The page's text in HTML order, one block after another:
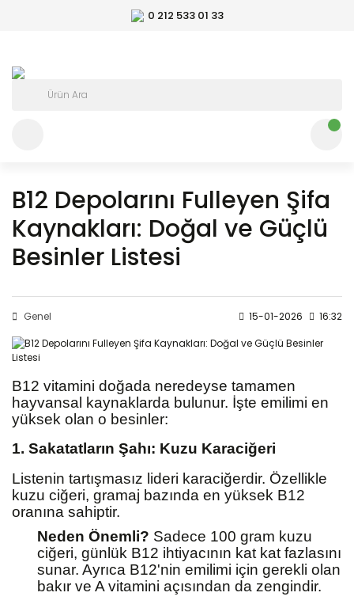
0 212 533 01 33
B12 Depolarını Fulleyen Şifa
Kaynakları: Doğal ve Güçlü
Besinler Listesi
Genel 15-01-2026 16:32
B12 vitamini doğada neredeyse tamamen
hayvansal kaynaklarda bulunur. İşte emilimi en
yüksek olan o besinler:
1. Sakatatların Şahı: Kuzu Karaciğeri
Listenin tartışmasız lideri karaciğerdir. Özellikle
kuzu ciğeri, gramaj bazında en yüksek B12
oranına sahiptir.
Neden Önemli? Sadece 100 gram kuzu
ciğeri, günlük B12 ihtiyacının kat kat fazlasını
sunar. Ayrıca B12'nin emilimi için gerekli olan
bakır ve A vitamini açısından da zengindir.